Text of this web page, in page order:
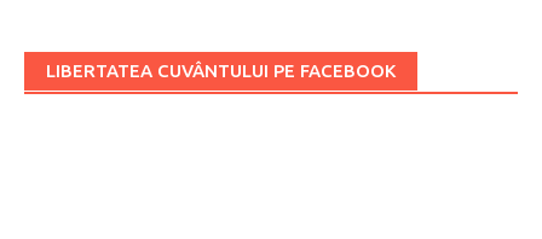
LIBERTATEA CUVÂNTULUI PE FACEBOOK